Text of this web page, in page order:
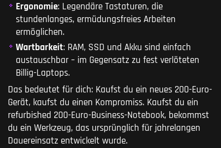
Ergonomie: Legendäre Tastaturen, die
stundenlanges, ermüdungsfreies Arbeiten
ermöglichen.
Wartbarkeit: RAM, SSD und Akku sind einfach
austauschbar – im Gegensatz zu fest verlöteten
Billig-Laptops.
Das bedeutet für dich: Kaufst du ein neues 200-Euro-
Gerät, kaufst du einen Kompromiss. Kaufst du ein
refurbished 200-Euro-Business-Notebook, bekommst
du ein Werkzeug, das ursprünglich für jahrelangen
Dauereinsatz entwickelt wurde.